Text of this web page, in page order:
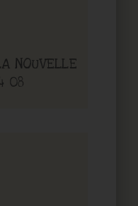
NOUVELLE
08